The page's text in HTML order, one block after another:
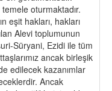
oturmaktadır.
eşit hakları, hakları
Alevi toplumunun
Süryani, Ezidi ile tüm
ancak birleşik
edilecek kazanımlar
Ancak